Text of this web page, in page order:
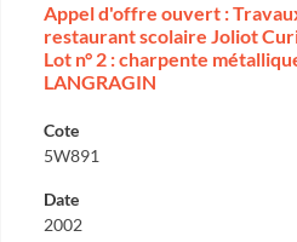
Appel d'offre ouvert :
restaurant scolaire Joliot
Lot n° 2 : charpente
LANGRAGIN
Cote
5W891
Date
2002